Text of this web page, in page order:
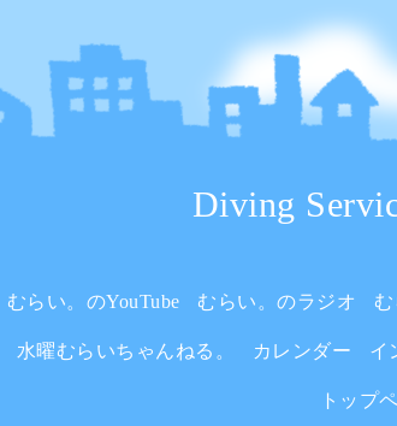
Diving
むらい。のYouTube むらい。のラジオ
水曜むらいちゃんねる。 カレンダー イ
トップ